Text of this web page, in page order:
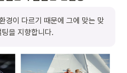
경이 다르기 때문에 그에 맞는 맞
을 지향합니다.